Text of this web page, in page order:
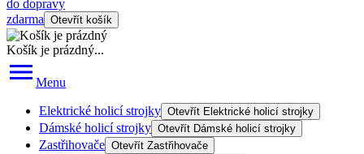
do dopravy
zdarma Otevřít košík
Košík je prázdný...
Menu
Elektrické holicí strojky Otevřít Elektrické holicí strojky
Dámské holicí strojky Otevřít Dámské holicí strojky
Zastřihovače Otevřít Zastřihovače